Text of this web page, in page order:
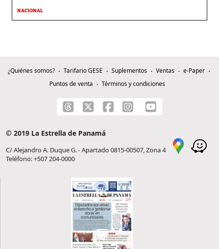
NACIONAL
¿Quiénes somos? Tarifario GESE Suplementos Ventas
e-Paper
Puntos de venta
Términos y condiciones
© 2019 La Estrella de Panamá
C/ Alejandro A. Duque G. - Apartado 0815-00507, Zona 4
Teléfono: +507 204-0000